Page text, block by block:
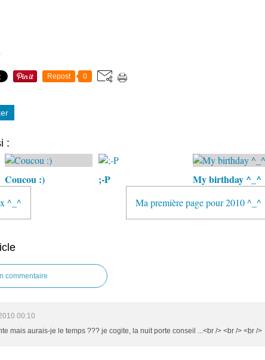
Repost 0
:
Coucou :) ;-P My birthday ^_^
^_^ Ma première page pour 2010 ^_^
commentaire
00:10
mais aurais-je le temps ??? je cogite, la nuit porte conseil ...<br /> <br /> <br />